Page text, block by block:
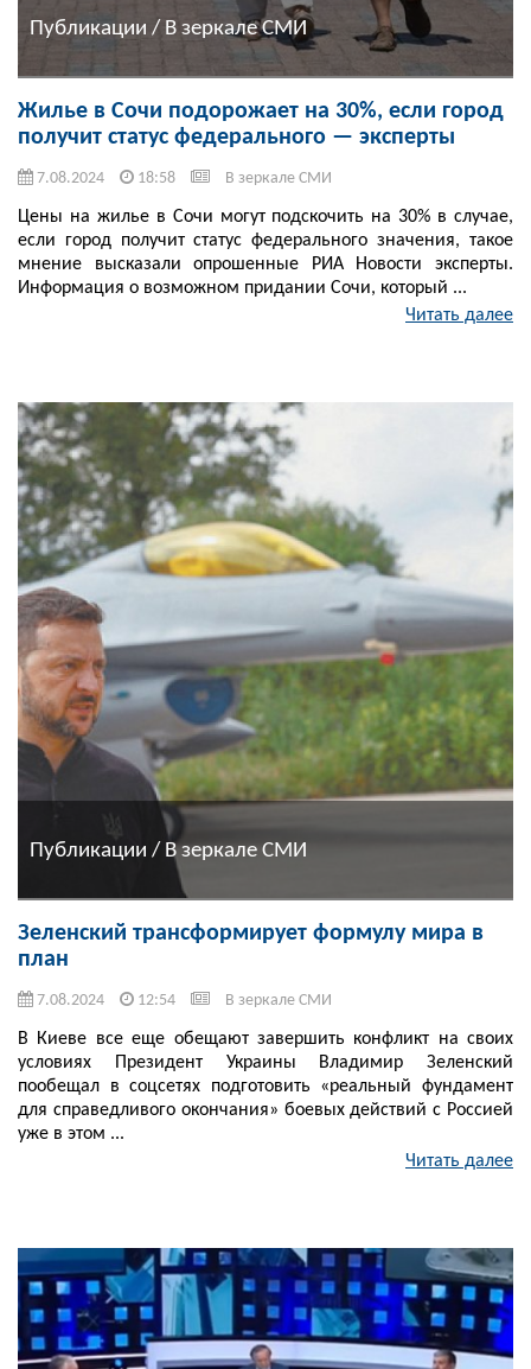
Публикации / В зеркале СМИ
Жилье в Сочи подорожает на 30%, если город
получит статус федерального — эксперты
7.08.2024 18:58 В зеркале СМИ
Цены на жилье в Сочи могут подскочить на 30% в случае,
если город получит статус федерального значения, такое
мнение высказали опрошенные РИА Новости эксперты.
Информация о возможном придании Сочи, который ...
Читать далее
Публикации / В зеркале СМИ
Зеленский трансформирует формулу мира в
план
7.08.2024 12:54 В зеркале СМИ
В Киеве все еще обещают завершить конфликт на своих
условиях Президент Украины Владимир Зеленский
пообещал в соцсетях подготовить «реальный фундамент
для справедливого окончания» боевых действий с Россией
уже в этом ...
Читать далее